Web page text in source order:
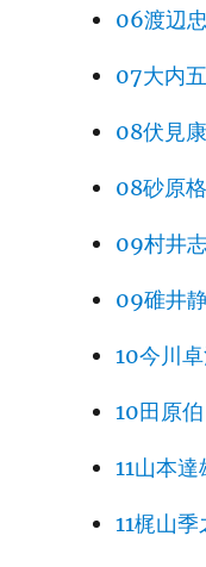
06渡辺
07大内
08伏見
08砂原格
09村井
09碓井
10今川
10田原伯
11山本達
11梶山季